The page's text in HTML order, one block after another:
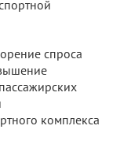
спроса
комплекса